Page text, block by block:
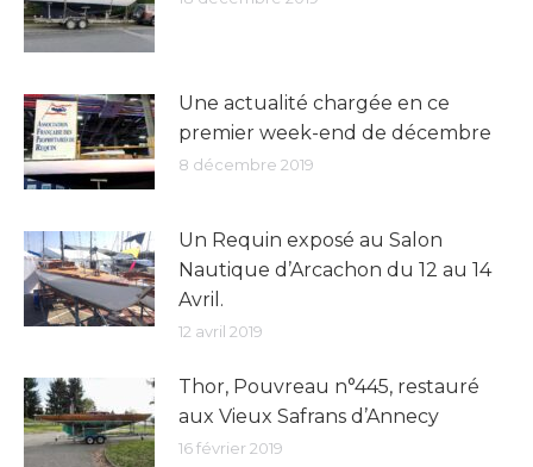
Une actualité chargée en ce
premier week-end de décembre
8 décembre 2019
Un Requin exposé au Salon
Nautique d’Arcachon du 12 au 14
Avril.
12 avril 2019
Thor, Pouvreau n°445, restauré
aux Vieux Safrans d’Annecy
16 février 2019